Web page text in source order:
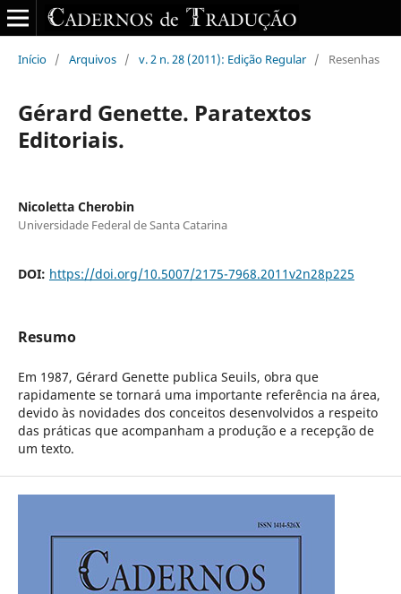
Início / Arquivos / v. 2 n. 28 (2011): Edição Regular / Resenhas
Gérard Genette. Paratextos
Editoriais.
Nicoletta Cherobin
Universidade Federal de Santa Catarina
DOI: https://doi.org/10.5007/2175-7968.2011v2n28p225
Resumo
Em 1987, Gérard Genette publica Seuils, obra que
rapidamente se tornará uma importante referência na área,
devido às novidades dos conceitos desenvolvidos a respeito
das práticas que acompanham a produção e a recepção de
um texto.